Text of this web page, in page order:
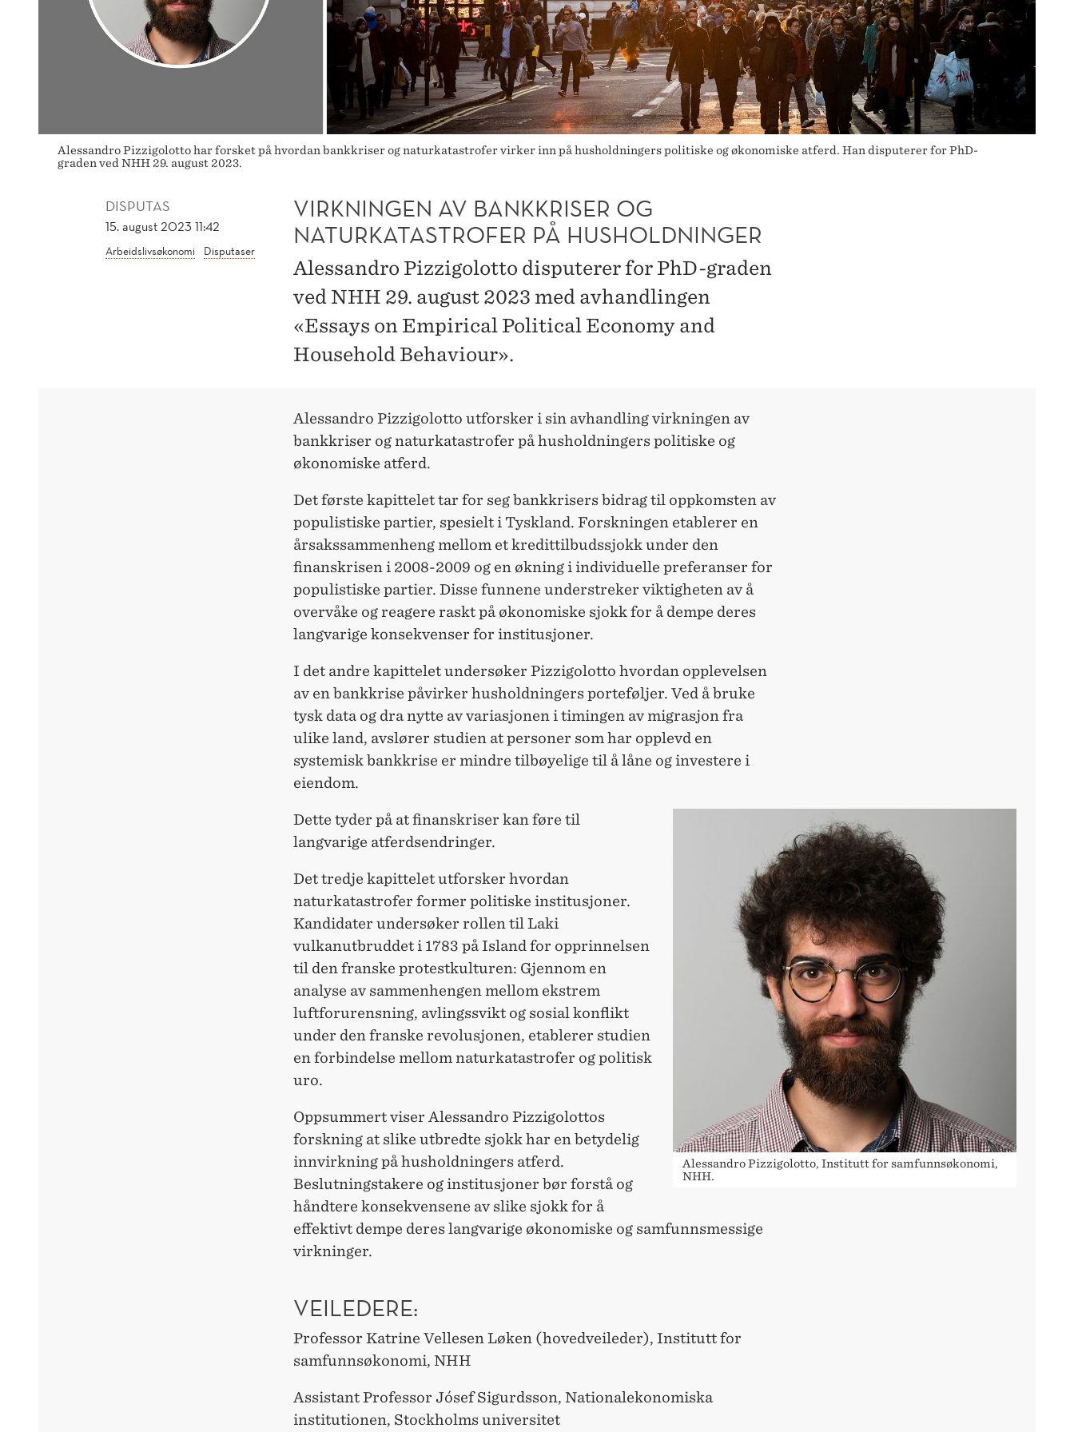
Alessandro Pizzigolotto har forsket på hvordan bankkriser og naturkatastrofer virker inn på husholdningers politiske og økonomiske atferd. Han disputerer for PhD-
graden ved NHH 29. august 2023.
DISPUTAS
15. august 2023 11:42
Arbeidslivsøkonomi Disputaser
VIRKNINGEN AV BANKKRISER OG
NATURKATASTROFER PÅ HUSHOLDNINGER
Alessandro Pizzigolotto disputerer for PhD-graden
ved NHH 29. august 2023 med avhandlingen
«Essays on Empirical Political Economy and
Household Behaviour».
Alessandro Pizzigolotto utforsker i sin avhandling virkningen av
bankkriser og naturkatastrofer på husholdningers politiske og
økonomiske atferd.
Det første kapittelet tar for seg bankkrisers bidrag til oppkomsten av
populistiske partier, spesielt i Tyskland. Forskningen etablerer en
årsakssammenheng mellom et kredittilbudssjokk under den
finanskrisen i 2008-2009 og en økning i individuelle preferanser for
populistiske partier. Disse funnene understreker viktigheten av å
overvåke og reagere raskt på økonomiske sjokk for å dempe deres
langvarige konsekvenser for institusjoner.
I det andre kapittelet undersøker Pizzigolotto hvordan opplevelsen
av en bankkrise påvirker husholdningers porteføljer. Ved å bruke
tysk data og dra nytte av variasjonen i timingen av migrasjon fra
ulike land, avslører studien at personer som har opplevd en
systemisk bankkrise er mindre tilbøyelige til å låne og investere i
eiendom.
Alessandro Pizzigolotto, Institutt for samfunnsøkonomi,
NHH.
Dette tyder på at finanskriser kan føre til
langvarige atferdsendringer.
Det tredje kapittelet utforsker hvordan
naturkatastrofer former politiske institusjoner.
Kandidater undersøker rollen til Laki
vulkanutbruddet i 1783 på Island for opprinnelsen
til den franske protestkulturen: Gjennom en
analyse av sammenhengen mellom ekstrem
luftforurensning, avlingssvikt og sosial konflikt
under den franske revolusjonen, etablerer studien
en forbindelse mellom naturkatastrofer og politisk
uro.
Oppsummert viser Alessandro Pizzigolottos
forskning at slike utbredte sjokk har en betydelig
innvirkning på husholdningers atferd.
Beslutningstakere og institusjoner bør forstå og
håndtere konsekvensene av slike sjokk for å
effektivt dempe deres langvarige økonomiske og samfunnsmessige
virkninger.
VEILEDERE:
Professor Katrine Vellesen Løken (hovedveileder), Institutt for
samfunnsøkonomi, NHH
Assistant Professor Jósef Sigurdsson, Nationalekonomiska
institutionen, Stockholms universitet